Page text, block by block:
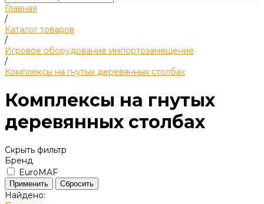
Главная
/
Каталог товаров
/
Игровое оборудование импортозамещение
/
Комплексы на гнутых деревянных столбах
Комплексы на гнутых
деревянных столбах
Скрыть фильтр
Бренд
EuroMAF
Найдено: